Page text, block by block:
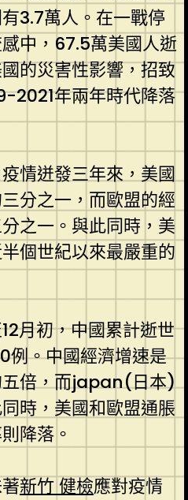
3.7萬人。在一戰停
中，67.5萬美國人逝
的災害性影響，招致
2021年兩年時代降落
情迸發三年來，美國
分之一，而歐盟的經
之一。與此同時，美
個世紀以來最嚴重的
月初，中國累計逝世
例。中國經濟增速是
五倍，而japan(日本)
時，美國和歐盟通脹
降落。
新竹 健檢應對疫情